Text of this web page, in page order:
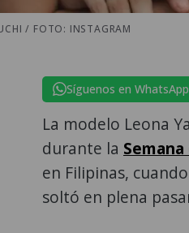
/ FOTO: INSTAGRAM
Síguenos en WhatsApp
La modelo Leona
durante la
en Filipinas,
soltó en plena